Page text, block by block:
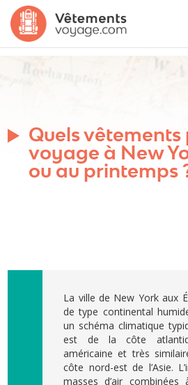
Quels vêtements
voyage à New
ou au printemps
La ville de New York aux
de type continental
un schéma climatique
est de la côte
américaine et très
côte nord-est de l’Asie.
masses d’air